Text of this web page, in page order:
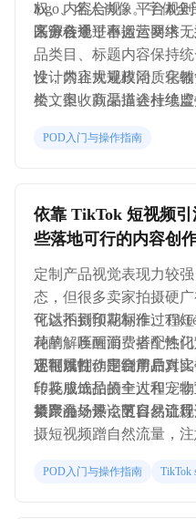
权、内容合规、平台规
高审核通过率。
logo、名人肖像。字体
来源合规，不搬运网络
区分各个平台运营要求
品类目、标题内容保持
性，禁止大规模同质化
松，但收款渠道会持续
设计内容规避政治、宗
类文案。商品描述杜绝
率。商品上架被驳回之
POD入门与操作指南
依靠 TikTok 短视频
些落地可行的内容创
定制产品视觉表现力较
态，但很多卖家拍摄硬
化达不到预期标准。
种草，唤醒消费者个性
观很难打动平台用户。
可以拍摄印花制作过程
花的解压画面，搭配热
定制属性。围绕产品真
印花服饰拍摄主人和宠
摄聚会场景，更容易让
还可以制作定制前后对
转换成成品的全过程，
类产品，评论区自然引
紧跟海外热点节日、流
摄短视频蹭自然流量，
POD入门与操作指南 TikTok